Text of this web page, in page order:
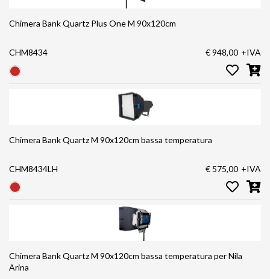
Chimera Bank Quartz Plus One M 90x120cm
CHM8434 € 948,00 +IVA
Chimera Bank Quartz M 90x120cm bassa temperatura
CHM8434LH € 575,00 +IVA
Chimera Bank Quartz M 90x120cm bassa temperatura per Nila
Arina